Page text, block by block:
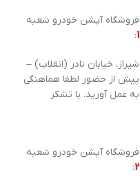
فروشگاه آپشن خودرو شعبه
1
:
شیراز، خیابان نادر (انقلاب) –
پیش از حضور لطفا هماهنگی
به عمل آورید. با تشکر
فروشگاه آپشن خودرو شعبه
2
: